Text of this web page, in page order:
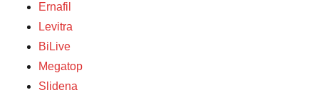
Ernafil
Levitra
BiLive
Megatop
Slidena